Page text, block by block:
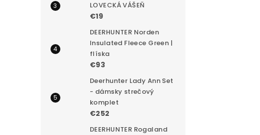
LOVECKÁ VÁŠEŇ
€19
DEERHUNTER Norden
Insulated Fleece Green |
flíska
€93
Deerhunter Lady Ann Set
- dámsky strečový
komplet
€252
DEERHUNTER Rogaland